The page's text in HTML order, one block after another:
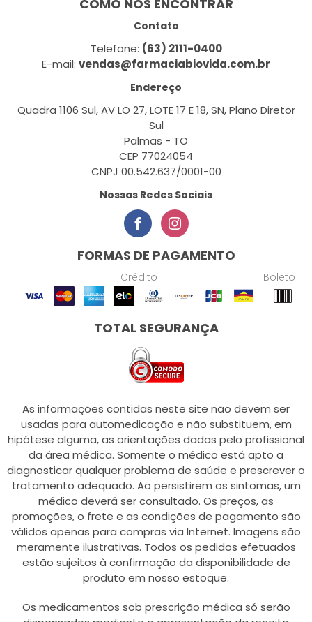
COMO NOS ENCONTRAR
Contato
Telefone: (63) 2111-0400
E-mail: vendas@farmaciabiovida.com.br
Endereço
Quadra 1106 Sul, AV LO 27, LOTE 17 E 18, SN, Plano Diretor
Sul
Palmas - TO
CEP 77024054
CNPJ 00.542.637/0001-00
Nossas Redes Sociais
FORMAS DE PAGAMENTO
Crédito Boleto
TOTAL SEGURANÇA
As informações contidas neste site não devem ser
usadas para automedicação e não substituem, em
hipótese alguma, as orientações dadas pelo profissional
da área médica. Somente o médico está apto a
diagnosticar qualquer problema de saúde e prescrever o
tratamento adequado. Ao persistirem os sintomas, um
médico deverá ser consultado. Os preços, as
promoções, o frete e as condições de pagamento são
válidos apenas para compras via Internet. Imagens são
meramente ilustrativas. Todos os pedidos efetuados
estão sujeitos à confirmação da disponibilidade de
produto em nosso estoque.
Os medicamentos sob prescrição médica só serão